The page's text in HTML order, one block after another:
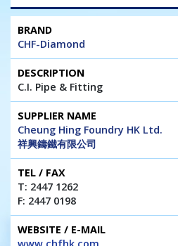
CHF-Diamond
C.I. Pipe & Fitting
Cheung Hing Foundry HK Ltd.
祥興鑄鐵有限公司
T: 2447 1262
F: 2447 0198